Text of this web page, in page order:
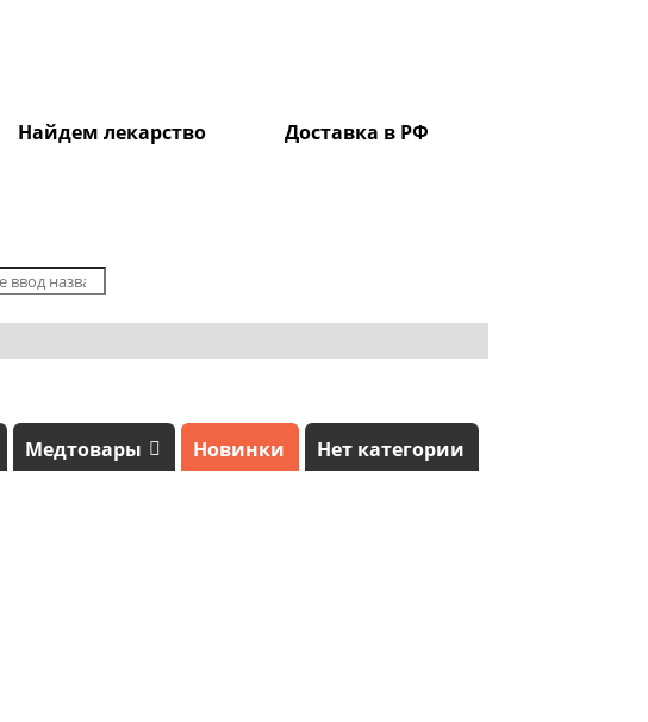
Найдем лекарство Доставка в РФ
Медтовары Новинки Нет категории